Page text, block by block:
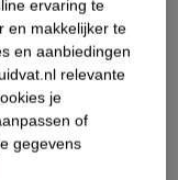
geen Nature
ervaring te
en makkelijker te
en aanbiedingen
relevante
je
of
gegevens